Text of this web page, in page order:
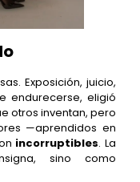
Exposición, juicio,
endurecerse, eligió
otros inventan, pero
—aprendidos en
incorruptibles. La
sino como